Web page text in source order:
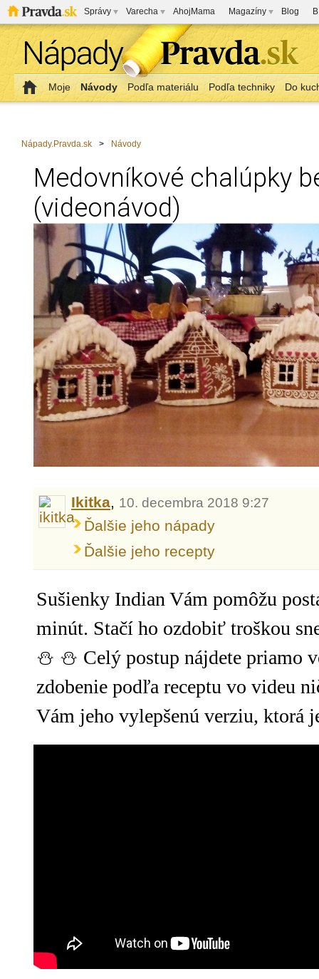
Správy Varecha AhojMama Magazíny Blog
Moje Návody Podľa materiálu Podľa techniky Do
Nápady.Pravda.sk > Návody
Medovníkové chalúpky
(videonávod)
Ikitka, 10. decembra 2018 9:27
Ďalšie jeho nápady
Ďalšie jeho recepty
Sušienky Indian Vám pomôžu
minút. Stačí ho ozdobiť troškou
⛄️ ⛄️ Celý postup nájdete priamo
zdobenie podľa receptu vo videu
Vám jeho vylepšenú verziu, ktorá